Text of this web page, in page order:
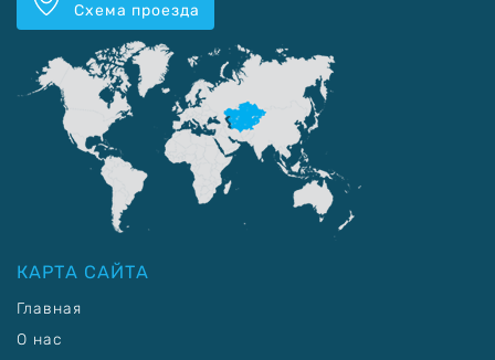
Схема проезда
КАРТА САЙТА
Главная
О нас